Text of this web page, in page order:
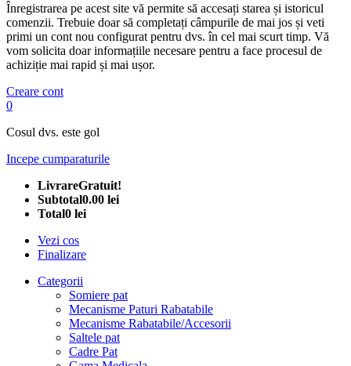
Înregistrarea pe acest site vă permite să accesați starea și istoricul
comenzii. Trebuie doar să completați câmpurile de mai jos și veti
primi un cont nou configurat pentru dvs. în cel mai scurt timp. Vă
vom solicita doar informațiile necesare pentru a face procesul de
achiziție mai rapid și mai ușor.
Creare cont
0
Cosul dvs. este gol
Incepe cumparaturile
LivrareGratuit!
Subtotal0.00 lei
Total0 lei
Vezi cos
Finalizare
Categorii
Somiere pat
Mecanisme Paturi Rabatabile
Mecanisme Rabatabile/Accesorii
Saltele pat
Cadre Pat